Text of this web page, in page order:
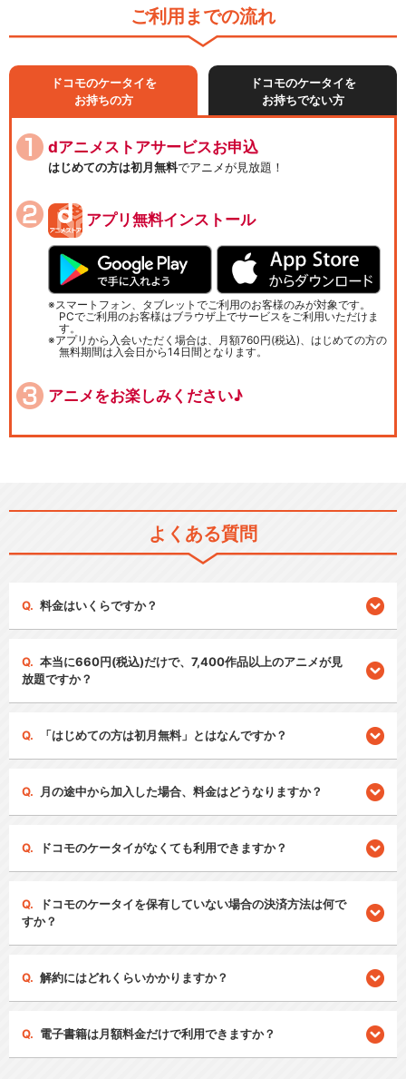
ご利用までの流れ
ドコモのケータイを
お持ちの方
ドコモのケータイを
お持ちでない方
dアニメストアサービスお申込
はじめての方は初月無料でアニメが見放題！
アプリ無料インストール
スマートフォン、タブレットでご利用のお客様のみが対象です。
PCでご利用のお客様はブラウザ上でサービスをご利用いただけま
す。
アプリから入会いただく場合は、月額760円(税込)、はじめての方の
無料期間は入会日から14日間となります。
アニメをお楽しみください♪
よくある質問
料金はいくらですか？
本当に660円(税込)だけで、7,400作品以上のアニメが見
放題ですか？
「はじめての方は初月無料」とはなんですか？
月の途中から加入した場合、料金はどうなりますか？
ドコモのケータイがなくても利用できますか？
ドコモのケータイを保有していない場合の決済方法は何で
すか？
解約にはどれくらいかかりますか？
電子書籍は月額料金だけで利用できますか？